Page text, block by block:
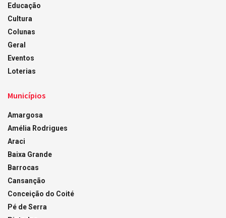
Educação
Cultura
Colunas
Geral
Eventos
Loterias
Municípios
Amargosa
Amélia Rodrigues
Araci
Baixa Grande
Barrocas
Cansanção
Conceição do Coité
Pé de Serra